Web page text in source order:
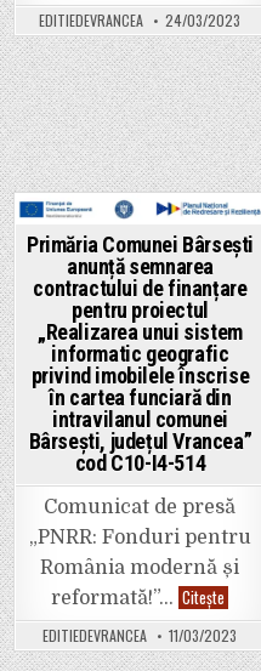
Comuna
și
anunță
cu
titlul
EDITIEDEVRANCEA 24/03/2023
Posted
Primăria Comunei Bârsești
anunță semnarea
contractului de finanțare
pentru proiectul
„Realizarea unui sistem
informatic geografic
privind imobilele înscrise
în cartea funciară din
intravilanul comunei
Bârsești, județul Vrancea”
cod C10-I4-514
Comunicat de presă
„PNRR: Fonduri pentru
România modernă și
reformată!”… Citește
anunță
EDITIEDEVRANCEA 11/03/2023